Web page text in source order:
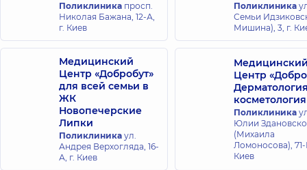
Поликлиника просп.
Николая Бажана, 12-А,
г. Киев
Поликлиника
Семьи
Мишина), 3, г.
Медицинский
Центр «Добробут»
для всей семьи в
ЖК
Новопечерские
Липки
Поликлиника ул.
Андрея Верхогляда, 16-
А, г. Киев
Центр
косметология
Поликлиника
Юлии
(Михаила
Ломоносова), 71-
Киев